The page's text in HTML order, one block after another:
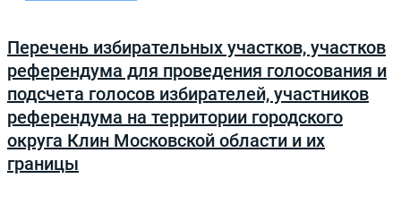
Перечень избирательных участков, участков
референдума для проведения голосования и
подсчета голосов избирателей, участников
референдума на территории городского
округа Клин Московской области и их
границы